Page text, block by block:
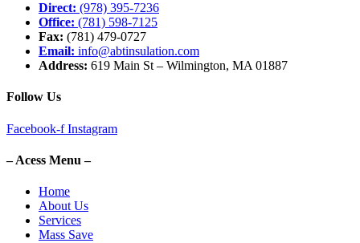
Direct: (978) 395-7236
Office: (781) 598-7125
Fax: (781) 479-0727
Email: info@abtinsulation.com
Address: 619 Main St – Wilmington, MA 01887
Follow Us
Facebook-f Instagram
– Acess Menu –
Home
About Us
Services
Mass Save